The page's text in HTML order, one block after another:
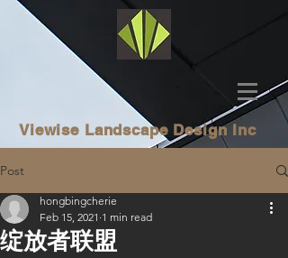
ViewiseLandscape Design Inc
Post
绽放者联盟
hongbingcherie
Feb 15, 2021 1 min read